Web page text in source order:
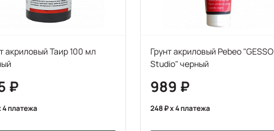
акриловый Таир 100 мл
4 платежа
Грунт акриловый Pebeo "GESSO
Studio" черный
989
248 x 4 платежа